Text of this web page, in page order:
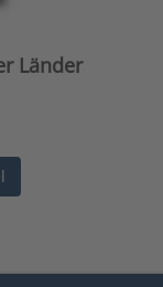
Länder